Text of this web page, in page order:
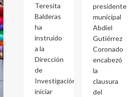
Teresita
Balderas
ha
instruido
a la
Dirección
de
Investigación
iniciar
presidente
municipal
Abdiel
Gutiérrez
Coronado
encabezó
la
clausura
del